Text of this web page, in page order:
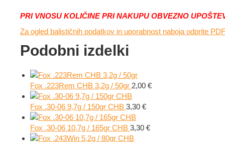
PRI VNOSU KOLIČINE PRI NAKUPU OBVEZNO
Za ogled balističnih podatkov in uporabnost naboja odprite
Podobni izdelki
Fox .223Rem CHB 3,2g / 50gr 2,00 €
Fox .30-06 9,7g / 150gr CHB 3,30 €
Fox .30-06 10,7g / 165gr CHB 3,30 €